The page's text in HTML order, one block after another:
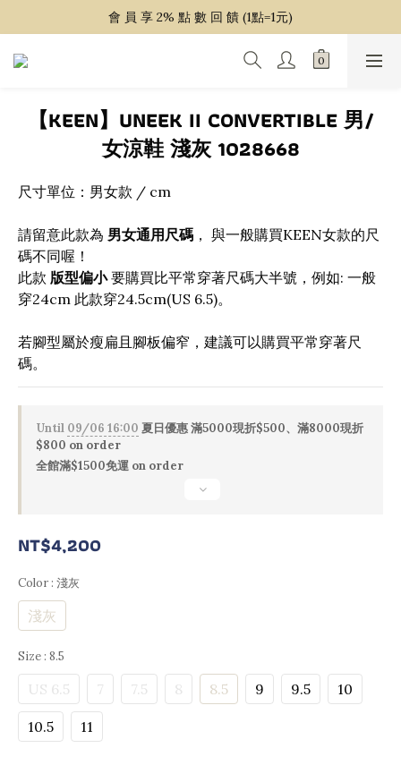
~ 單 筆 消 費 滿 $ 1 5 0 0 免 運 費 ~
會 員 享 2% 點 數 回 饋 (1點=1元)
~ 單 筆 消 費 滿 $ 1 5 0 0 免 運 費 ~
【KEEN】UNEEK II CONVERTIBLE 男/
女涼鞋 淺灰 1028668
尺寸單位：男女款 / cm
請留意此款為 男女通用尺碼 ， 與一般購買KEEN女款的尺
碼不同喔！
此款 版型偏小 要購買比平常穿著尺碼大半號，例如: 一般
穿24cm 此款穿24.5cm(US 6.5)。
若腳型屬於瘦扁且腳板偏窄，建議可以購買平常穿著尺
碼。
Until 09/06 16:00 夏日優惠 滿5000現折$500、滿8000現折
$800 on order
全館滿$1500免運 on order
NT$4,200
Color : 淺灰
淺灰
Size : 8.5
US 6.5 7 7.5 8 8.5 9 9.5 10
10.5 11